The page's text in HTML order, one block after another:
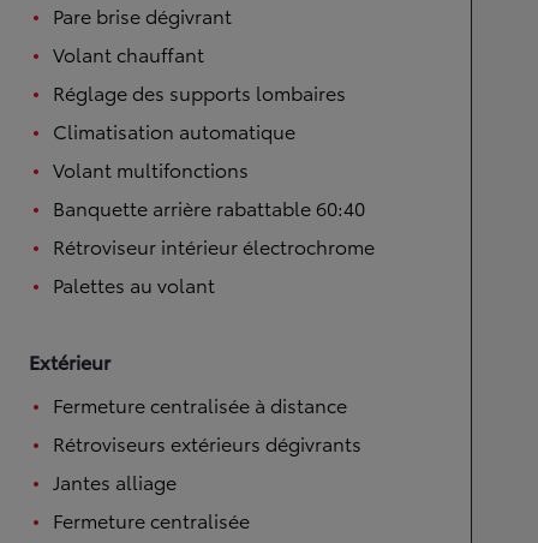
Pare brise dégivrant
Volant chauffant
Réglage des supports lombaires
Climatisation automatique
Volant multifonctions
Banquette arrière rabattable 60:40
Rétroviseur intérieur électrochrome
Palettes au volant
Extérieur
Fermeture centralisée à distance
Rétroviseurs extérieurs dégivrants
Jantes alliage
Fermeture centralisée